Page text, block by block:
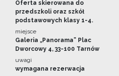
Oferta skierowana do
przedszkoli oraz szkół
podstawowych klasy 1-4.
miejsce
Galeria „Panorama” Plac
Dworcowy 4, 33-100 Tarnów
uwagi
wymagana rezerwacja